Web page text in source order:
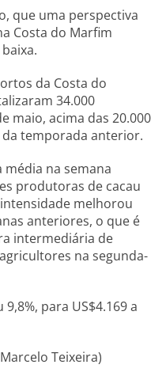
que uma perspectiva
Costa do Marfim
da Costa do
34.000
maio, acima das 20.000
temporada anterior.
média na semana
produtoras de cacau
melhorou
anteriores, o que é
intermediária de
na segunda-
para US$4.169 a
Teixeira)